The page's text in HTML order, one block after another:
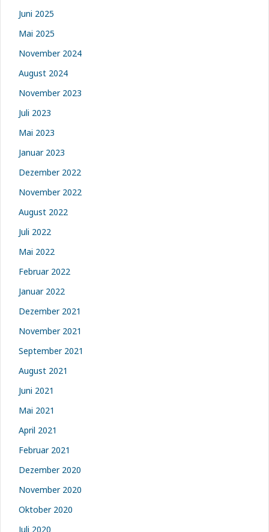
Juni 2025
Mai 2025
November 2024
August 2024
November 2023
Juli 2023
Mai 2023
Januar 2023
Dezember 2022
November 2022
August 2022
Juli 2022
Mai 2022
Februar 2022
Januar 2022
Dezember 2021
November 2021
September 2021
August 2021
Juni 2021
Mai 2021
April 2021
Februar 2021
Dezember 2020
November 2020
Oktober 2020
Juli 2020